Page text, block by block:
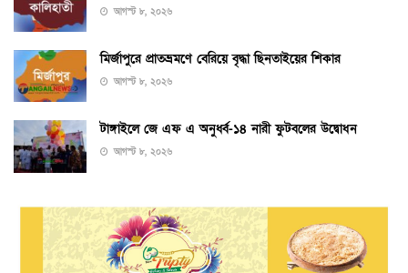
আগস্ট ৮, ২০২৬
মির্জাপুরে প্রাতভ্রমণে বেরিয়ে বৃদ্ধা ছিনতাইয়ের শিকার
আগস্ট ৮, ২০২৬
টাঙ্গাইলে জে এফ এ অনুর্ধ্ব-১৪ নারী ফুটবলের উদ্বোধন
আগস্ট ৮, ২০২৬